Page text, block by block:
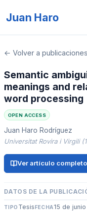
Juan Haro
Recursos
Prensa
Concurso de ilusiones
← Volver a publicaciones
Semantic
meanings and
word processing
OPEN ACCESS
Juan Haro Rodríguez
Universitat Rovira i Virgili
Ver artículo completo
DATOS DE LA
TIPO TesisFECHA15 de